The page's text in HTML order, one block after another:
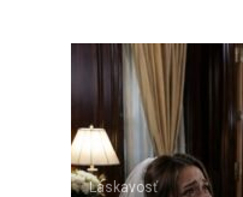
Láskavosť